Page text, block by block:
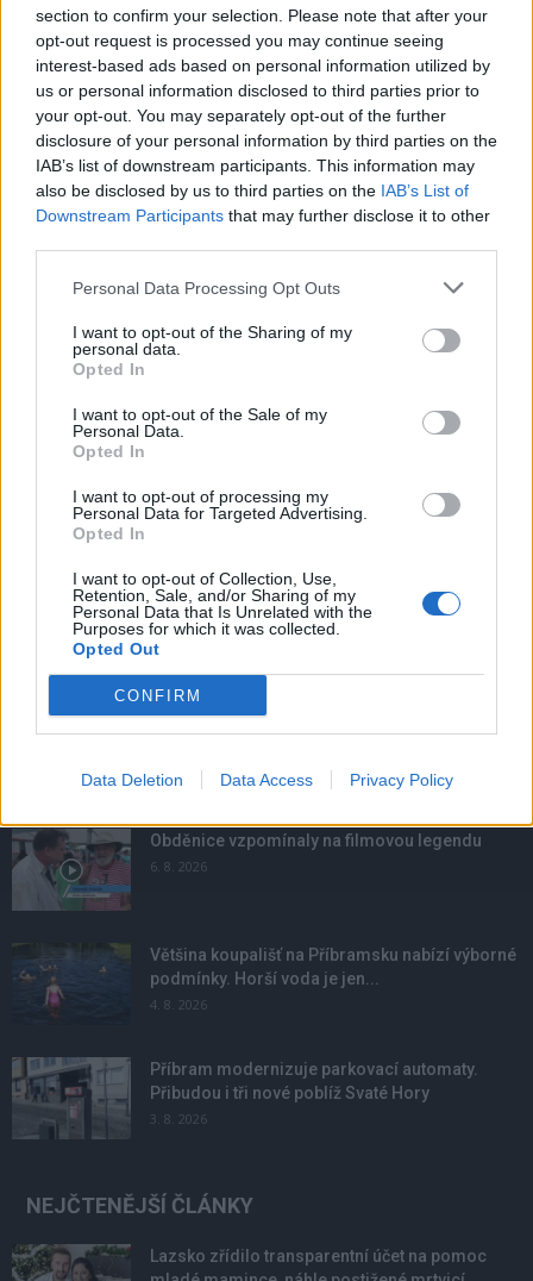
section to confirm your selection. Please note that after your
opt-out request is processed you may continue seeing
interest-based ads based on personal information utilized by
us or personal information disclosed to third parties prior to
your opt-out. You may separately opt-out of the further
disclosure of your personal information by third parties on the
IAB’s list of downstream participants. This information may
also be disclosed by us to third parties on the IAB’s List of
Downstream Participants that may further disclose it to other
Personal Data Processing Opt Outs
I want to opt-out of the Sharing of my
personal data.
Opted In
I want to opt-out of the Sale of my
Personal Data.
Opted In
I want to opt-out of processing my
Personal Data for Targeted Advertising.
Opted In
I want to opt-out of Collection, Use,
Retention, Sale, and/or Sharing of my
Personal Data that Is Unrelated with the
Purposes for which it was collected.
Opted Out
CONFIRM
Data Deletion Data Access Privacy Policy
Krimi
Policie připomíná: Auto není trezor
Krimi
Každý sedmý řidič měl problém. Policie
při víkendové akci na Příbramsku odhalila
30 přestupků
Čtvrtina řidičů při kontrole na Příbramsku
neobstála. Policie o prázdninách zpřísní
dohled na silnicích
NOVINKY
Obděnice vzpomínaly na filmovou legendu
6. 8. 2026
Většina koupališť na Příbramsku nabízí výborné
podmínky. Horší voda je jen...
4. 8. 2026
Příbram modernizuje parkovací automaty.
Přibudou i tři nové poblíž Svaté Hory
3. 8. 2026
NEJČTENĚJŠÍ ČLÁNKY
Lazsko zřídilo transparentní účet na pomoc